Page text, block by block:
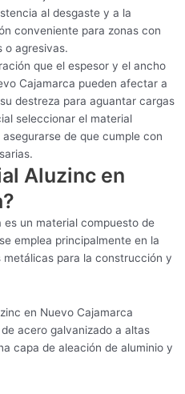
al desgaste y a la
conveniente para zonas con
o agresivas.
que el espesor y el ancho
Cajamarca pueden afectar a
destreza para aguantar cargas
seleccionar el material
de que cumple con
Aluzinc en
un material compuesto de
emplea principalmente en la
para la construcción y
en Nuevo Cajamarca
acero galvanizado a altas
capa de aleación de aluminio y